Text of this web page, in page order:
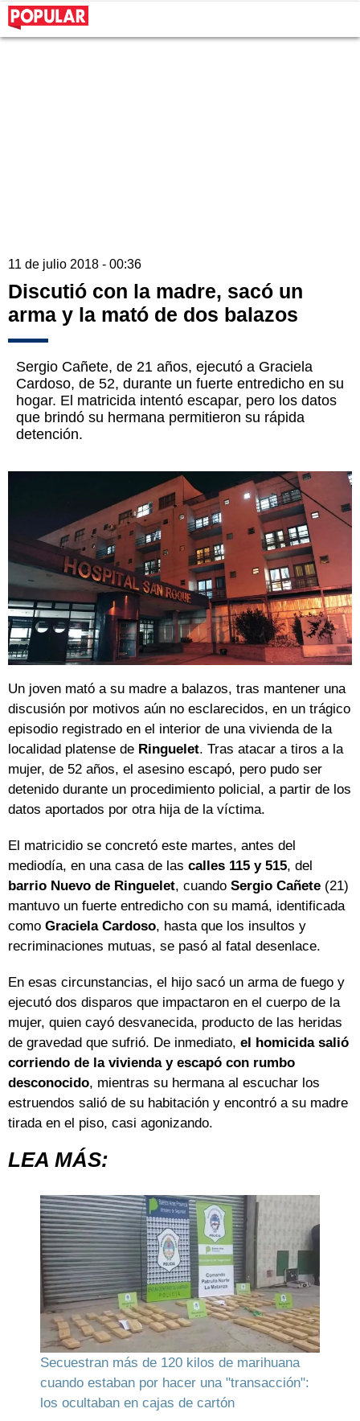
11 de julio 2018 - 00:36
Discutió con la madre, sacó un
arma y la mató de dos balazos
Sergio Cañete, de 21 años, ejecutó a Graciela
Cardoso, de 52, durante un fuerte entredicho en su
hogar. El matricida intentó escapar, pero los datos
que brindó su hermana permitieron su rápida
detención.
Un joven mató a su madre a balazos, tras mantener una
discusión por motivos aún no esclarecidos, en un trágico
episodio registrado en el interior de una vivienda de la
localidad platense de Ringuelet. Tras atacar a tiros a la
mujer, de 52 años, el asesino escapó, pero pudo ser
detenido durante un procedimiento policial, a partir de los
datos aportados por otra hija de la víctima.
El matricidio se concretó este martes, antes del
mediodía, en una casa de las calles 115 y 515, del
barrio Nuevo de Ringuelet, cuando Sergio Cañete (21)
mantuvo un fuerte entredicho con su mamá, identificada
como Graciela Cardoso, hasta que los insultos y
recriminaciones mutuas, se pasó al fatal desenlace.
En esas circunstancias, el hijo sacó un arma de fuego y
ejecutó dos disparos que impactaron en el cuerpo de la
mujer, quien cayó desvanecida, producto de las heridas
de gravedad que sufrió. De inmediato, el homicida salió
corriendo de la vivienda y escapó con rumbo
desconocido, mientras su hermana al escuchar los
estruendos salió de su habitación y encontró a su madre
tirada en el piso, casi agonizando.
LEA MÁS:
Secuestran más de 120 kilos de marihuana
cuando estaban por hacer una "transacción":
los ocultaban en cajas de cartón